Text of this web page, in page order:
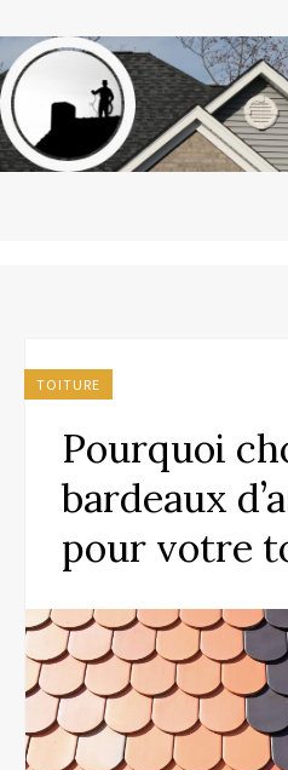
TOITURE
Pourquoi
bardeaux
pour votre